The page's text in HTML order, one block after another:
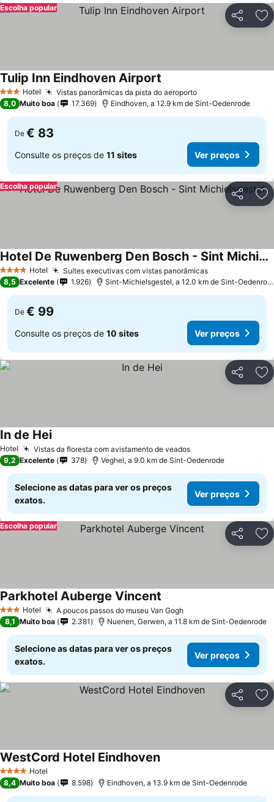
Partilhar
Escolha popular
3 EstrelasHotel Vistas panorâmicas da pista do aeroporto
Tulip Inn Eindhoven Airport
8,0 Muito boa 17.369 Eindhoven, a 12.9 km de Sint-Oedenrode
De € 83
Consulte os preços de 11 sites Ver preços
Partilhar
Escolha popular
4 EstrelasHotel Suítes executivas com vistas panorâmicas
Hotel De Ruwenberg Den Bosch - Sint Michielsgestel
8,5 Excelente 1.926 Sint-Michielsgestel, a 12.0 km de Sint-Oedenrode
De € 99
Consulte os preços de 10 sites Ver preços
Partilhar
Hotel Vistas da floresta com avistamento de veados
In de Hei
9,2 Excelente 378 Veghel, a 9.0 km de Sint-Oedenrode
Selecione as datas para ver os preços
exatos.
Ver preços
Partilhar
Escolha popular
3 EstrelasHotel A poucos passos do museu Van Gogh
Parkhotel Auberge Vincent
8,1 Muito boa 2.381 Nuenen, Gerwen, a 11.8 km de Sint-Oedenrode
Selecione as datas para ver os preços
exatos.
Ver preços
Partilhar
4 EstrelasHotel
WestCord Hotel Eindhoven
8,4 Muito boa 8.598 Eindhoven, a 13.9 km de Sint-Oedenrode